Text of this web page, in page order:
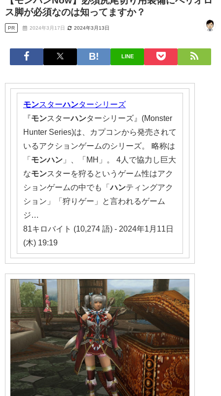
ス脚が必須なのは知ってますか？
PR 2024年3月17日 2024年3月13日
LINE
モンスターハンターシリーズ
『モンスターハンターシリーズ』(Monster
Hunter Series)は、カプコンから発売されて
いるアクションゲームのシリーズ。 略称は
「 モンハン 」、「MH」。 4人で協力し巨大
なモンスターを狩るというゲーム性はアク
ションゲームの中でも「 ハンティングアク
ション」「狩りゲー」と言われるゲーム
ジ…
81キロバイト (10,274 語) - 2024年1月11日
(木) 19:19